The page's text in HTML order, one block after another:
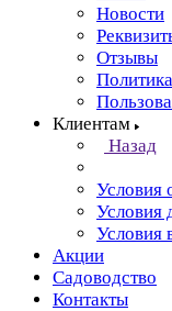
Новости
Отзывы
Клиентам
Назад
Условия
Условия
Условия
Акции
Садоводство
Контакты